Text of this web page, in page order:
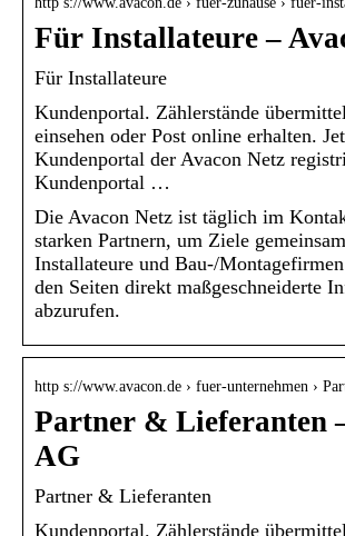
Für Installateure –
Für Installateure
Kundenportal. Zählerstände
einsehen oder Post online erhalten.
Kundenportal der Avacon Netz
Kundenportal …
Die Avacon Netz ist täglich im
starken Partnern, um Ziele
Installateure und Bau-/
den Seiten direkt maßgeschneiderte
abzurufen.
http s://www.avacon.de › fuer-unternehmen ›
Partner & Lieferanten
AG
Partner & Lieferanten
Kundenportal. Zählerstände